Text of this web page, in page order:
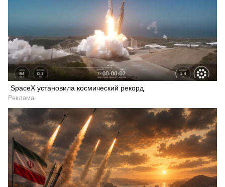
SpaceX установила космический рекорд
Реклама